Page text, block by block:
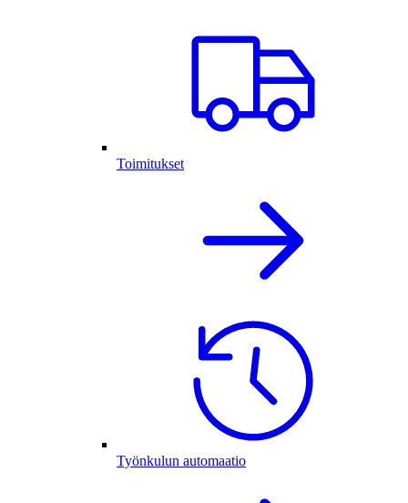
Toimitukset
Työnkulun automaatio